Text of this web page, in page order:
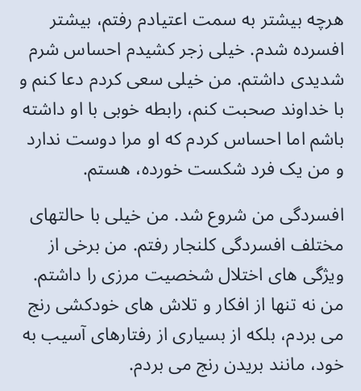
هرچه بیشتر به سمت اعتیادم رفتم، بیشتر
افسرده شدم. خیلی زجر کشیدم احساس شرم
شدیدی داشتم. من خیلی سعی کردم دعا کنم و
با خداوند صحبت کنم، رابطه خوبی با او داشته
باشم اما احساس کردم که او مرا دوست ندارد
و من یک فرد شکست خورده، هستم.
افسردگی من شروع شد. من خیلی با حالتهای
مختلف افسردگی ​​کلنجار رفتم. من برخی از
ویژگی های اختلال شخصیت مرزی را داشتم.
من نه تنها از افکار و تلاش های خودکشی رنج
می بردم، بلکه از بسیاری از رفتارهای آسیب به
خود، مانند بریدن رنج می بردم.